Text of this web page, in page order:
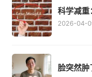
科学减重
2026-04-
脸突然肿